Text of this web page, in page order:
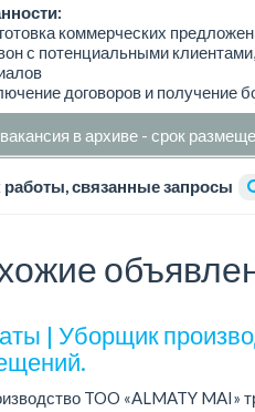
коммерческих
с потенциальными
договоров и получение
в архиве - срок
работы, связанные запросы
| Уборщик
TOO «ALMATY MAI»